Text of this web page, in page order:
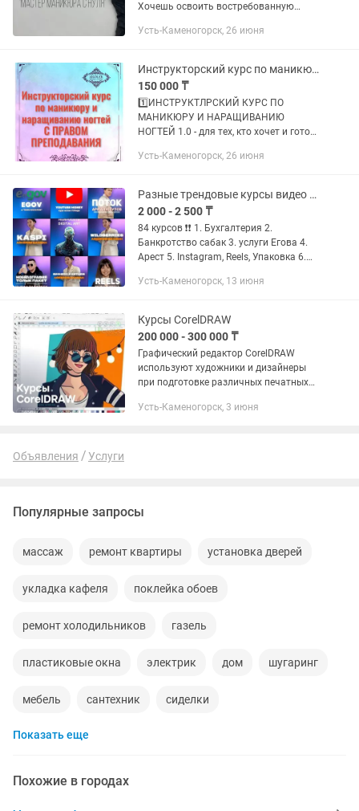
Хочешь освоить востребованную
Стартуй уже сейчас! 📘 Программа
Усть-Каменогорск, 26 июня
Инструкторский курс по маникюру и наращиванию ногтей С ПРАВОМ ПРЕПОДАВАНИЯ
150 000 ₸
1️⃣ИНСТРУКТЛРСКИЙ КУРС ПО
МАНИКЮРУ И НАРАЩИВАНИЮ
НОГТЕЙ 1.0 - для тех, кто хочет и готов
2️⃣ИНСТРУКТЛРСКИЙ КУРС ПО
НОГТЕЙ 2.0 -для тех, кто хочет и готов...
Усть-Каменогорск, 26 июня
Разные трендовые курсы видео курсы на МИЛЛИОН
2 000 - 2 500 ₸
84 курсов ❗❗ 1. Бухгалтерия 2.
Банкротство сабак 3. услуги Егова 4.
Арест 5. Instagram, Reels, Упаковка 6.
NFT 8.Р2Р арбитраж Эрдаулет
Усть-Каменогорск, 13 июня
Курсы CorelDRAW
200 000 - 300 000 ₸
Графический редактор CorelDRAW
используют художники и дизайнеры
при подготовке различных печатных
иллюстраций для книг, плакатов,
Усть-Каменогорск, 3 июня
Объявления Услуги
Популярные запросы
массаж ремонт квартиры установка дверей
укладка кафеля поклейка обоев
ремонт холодильников газель
пластиковые окна электрик дом шугаринг
мебель сантехник сиделки
квартиры в рассрочку
Показать еще
Похожие в городах